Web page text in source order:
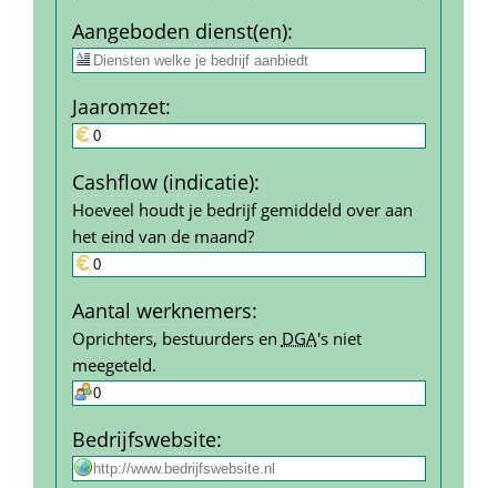
Aangeboden dienst(en):
Jaar­omzet:
Cashflow (indicatie):
Hoeveel houdt je bedrijf gemiddeld over aan
het eind van de maand?
Aantal werk­nemers:
Oprichters, bestuurders en DGA's niet
meegeteld.
Bedrijfs­website: